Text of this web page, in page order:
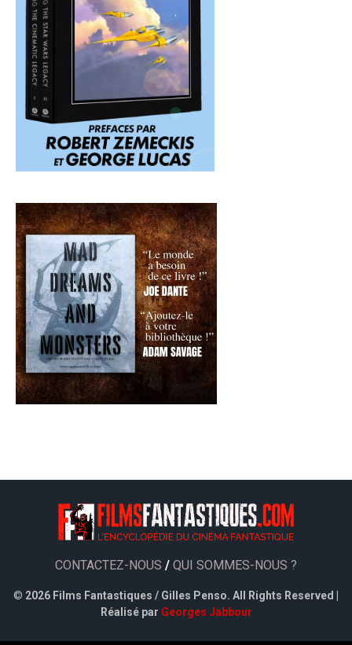
CONTACTEZ-NOUS / QUI SOMMES-NOUS ?
© 2026 Films Fantastiques / Gilles Penso. All Rights Reserved |
Réalisé par Georges Jabbour